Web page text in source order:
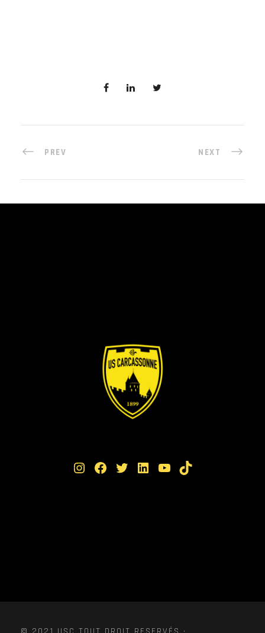
PREV NEXT
Instagram Facebook Twitter LinkedIn YouTube TikTok